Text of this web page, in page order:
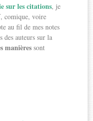
sur les citations, je
comique, voire
au fil de mes notes
des auteurs sur la
manières sont